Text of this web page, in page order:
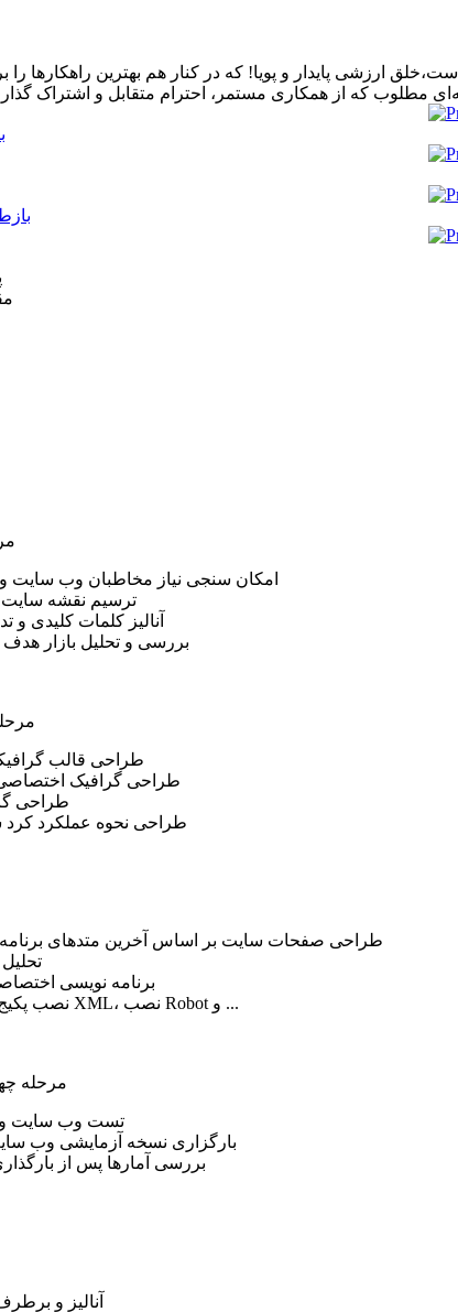
ارزشی پایدار و پویا! که در کنار هم بهترین راهکارها
مطلوب که از همکاری مستمر، احترام متقابل و اشتراک
امکان سنجی نیاز مخاطبان وب سایت
ترسیم نقشه سایت
آنالیز کلمات کلیدی
بررسی و تحلیل بازار
طراحی قالب
طراحی گرافیک
طراحی
طراحی نحوه عملکرد کرد
طراحی صفحات سایت بر اساس آخرین متدهای
برنامه نویسی
نصب پکیج های آماری، نصب نقشه سایت XML، نصب Robot و ...
مرحله
تست وب سایت و
بارگزاری نسخه آزمایشی وب
بررسی آمارها پس از
آنالیز و